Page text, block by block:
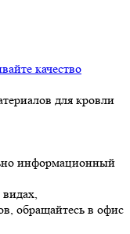
для кровли
информационный
обращайтесь в офис